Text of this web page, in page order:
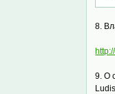
8.
9. О